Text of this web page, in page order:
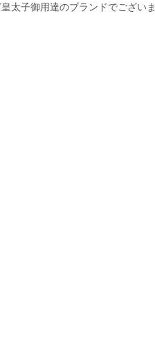
太子御用達のブランドでございま